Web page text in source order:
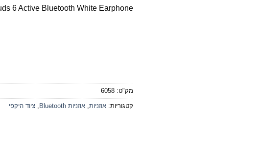
6 Active Bluetooth White Earphone
מק"ט: 6058
קטגוריות: אוזניות אוזניות Bluetooth ציוד היקפי